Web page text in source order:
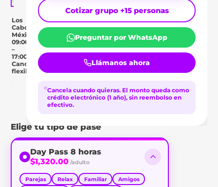
Los
Cabos,
México
09:00
–
17:00
Cancelación
flexible
Day Pass Descripción Ubicación
Elige tu tipo de pase
Day Pass 8 horas
$1,320.00 /adulto
Parejas Relax Familiar
Amigos
Cotizar grupo +15 personas
Preguntar por WhatsApp
Llámanos ahora
Cancela cuando quieras. El monto queda como
crédito electrónico (1 año), sin reembolso en
efectivo.